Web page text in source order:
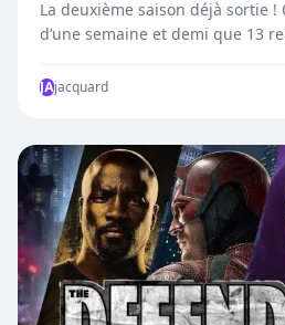
La deuxième saison déjà sortie
d’une semaine et demi que 13
JAjacquard